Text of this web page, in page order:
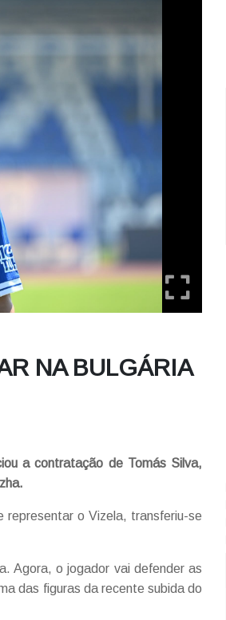
NA BULGÁRIA
a contratação de Tomás Silva,
o Vizela, transferiu-se
Agora, o jogador vai defender as
das figuras da recente subida do